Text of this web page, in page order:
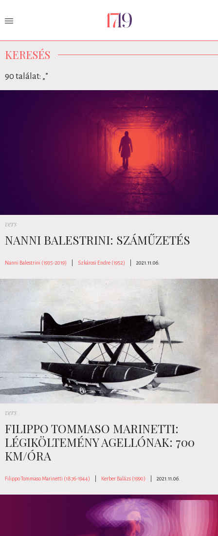
KERESÉS
90 találat: „”
vers
NANNI BALESTRINI: SZÁMŰZETÉS
Nanni Balestrini (1935-2019) Szkárosi Endre (1952) 2021.11.06.
vers
FILIPPO TOMMASO MARINETTI:
LÉGIKÖLTEMÉNY AGELLÓNAK: 700
KM/ÓRA
Filippo Tommaso Marinetti (1876-1944) Kerber Balázs (1990) 2021.11.06.